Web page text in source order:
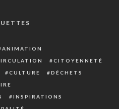
ANIMATION
CITOYENNETÉ
CULTURE
DÉCHETS
INSPIRATIONS